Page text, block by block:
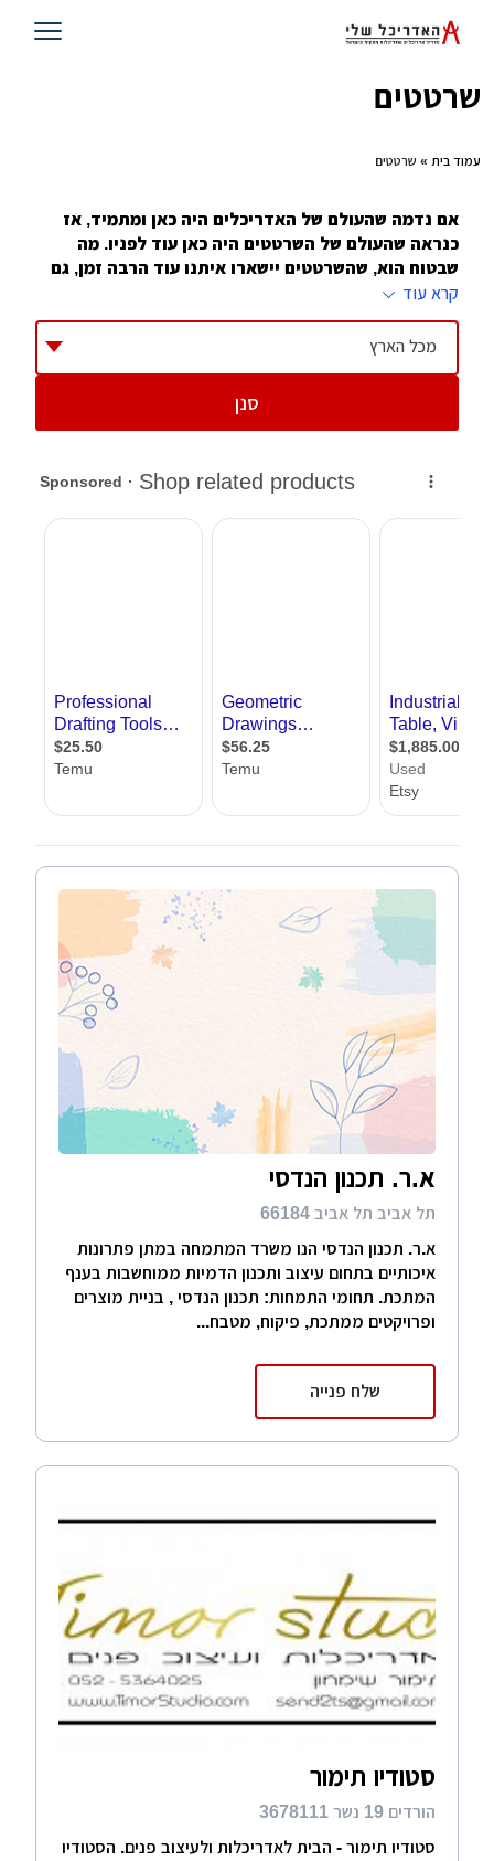
שרטטים
עמוד בית » שרטטים
אם נדמה שהעולם של האדריכלים היה כאן ומתמיד, אז
כנראה שהעולם של השרטטים היה כאן עוד לפניו. מה
שבטוח הוא, שהשרטטים יישארו איתנו עוד הרבה זמן, גם
אם הכלים בהם הם משתמשים, מעט השתנו
אמנם מטרתם של השרטטים נשארה דומה (לרוב), לשמור על
בידע וניסיון שבעבר לא היו. מה שרק מוכיח, עד כמה עולם
של שרטט תוכלו למצוא פרטי התקשרות ומידע. כמו כן תוכלו
שרטטים
קרא עוד
מכל הארץ
סנן
א.ר. תכנון הנדסי
תל אביב תל אביב 66184
א.ר. תכנון הנדסי הנו משרד המתמחה במתן פתרונות
איכותיים בתחום עיצוב ותכנון הדמיות ממוחשבות בענף
המתכת. תחומי התמחות: תכנון הנדסי , בניית מוצרים
ופרויקטים ממתכת, פיקוח, מטבח...
שלח פנייה
סטודיו תימור
הורדים 19 נשר 3678111
סטודיו תימור - הבית לאדריכלות ולעיצוב פנים. הסטודיו